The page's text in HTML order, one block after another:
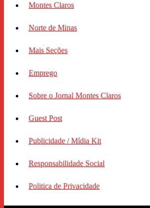
Montes Claros
Norte de Minas
Mais Seções
Emprego
Sobre o Jornal Montes Claros
Guest Post
Publicidade / Mídia Kit
Responsabilidade Social
Politica de Privacidade